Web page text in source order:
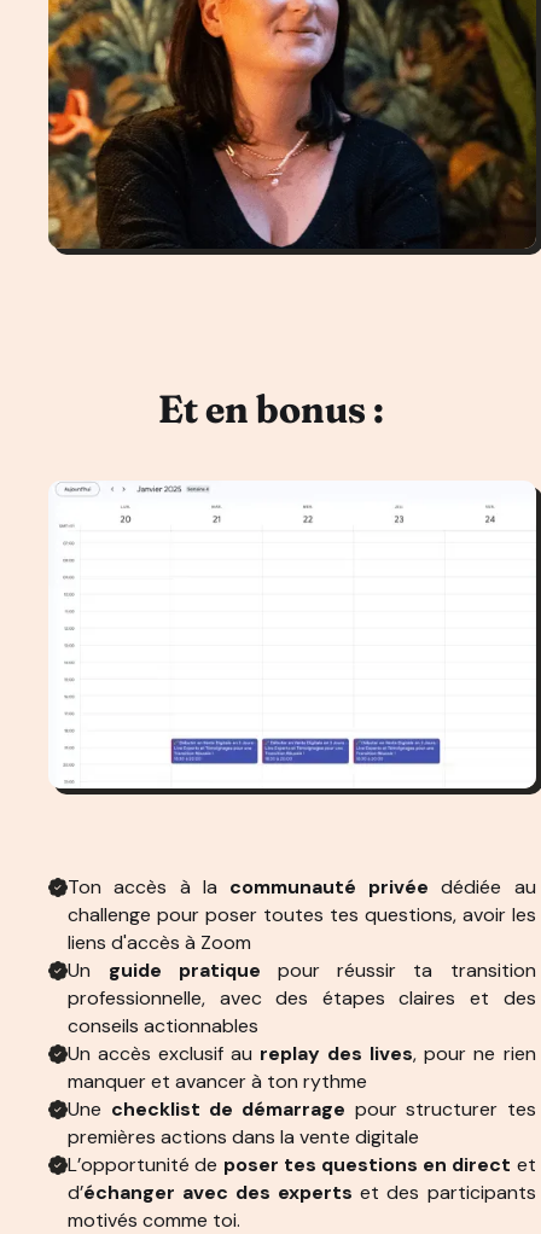
Et en bonus :
Ton accès à la communauté privée dédiée au
challenge pour poser toutes tes questions, avoir les
liens d'accès à Zoom
Un guide pratique pour réussir ta transition
professionnelle, avec des étapes claires et des
conseils actionnables
Un accès exclusif au replay des lives, pour ne rien
manquer et avancer à ton rythme
Une checklist de démarrage pour structurer tes
premières actions dans la vente digitale
L’opportunité de poser tes questions en direct et
d’échanger avec des experts et des participants
motivés comme toi.